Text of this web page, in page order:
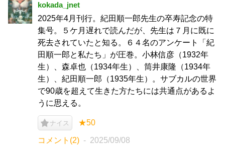
kokada_jnet
2025年4月刊行。紀田順一郎先生の卒寿記念の特
集号。５ケ月遅れで読んだが、先生は７月に既に
死去されていたと知る。６４名のアンケート「紀
田順一郎と私たち」が圧巻。小林信彦（1932年
生）、森卓也（1934年生）、筒井康隆（1934年
生）、紀田順一郎（1935年生）。サブカルの世界
で90歳を超えて生きた方たちには共通点があるよ
うに思える。
ナイス ★50
コメント(2) 2025/09/08